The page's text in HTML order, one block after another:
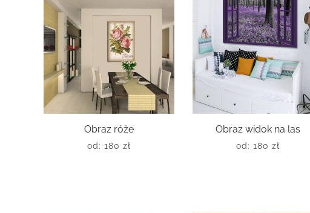
Obraz róże
od: 180 zł
Obraz widok na las
od: 180 zł